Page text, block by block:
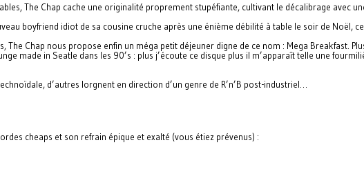
The Chap cache une originalité proprement stupéfiante, cultivant le décalibrage avec
boyfriend idiot de sa cousine cruche après une énième débilité à table le soir de Noël,
The Chap nous propose enfin un méga petit déjeuner digne de ce nom : Mega Breakfast.
made in Seatle dans les 90’s : plus j’écoute ce disque plus il m’apparaît telle une
d’autres lorgnent en direction d’un genre de R’n’B post-industriel…
cheaps et son refrain épique et exalté (vous étiez prévenus) :